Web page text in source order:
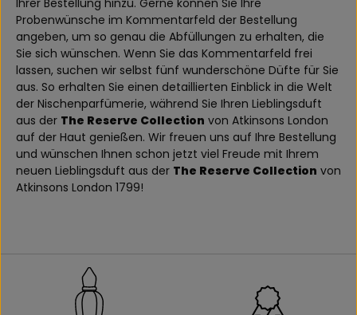
Ihrer Bestellung hinzu. Gerne können Sie Ihre
Probenwünsche im Kommentarfeld der Bestellung
angeben, um so genau die Abfüllungen zu erhalten, die
Sie sich wünschen. Wenn Sie das Kommentarfeld frei
lassen, suchen wir selbst fünf wunderschöne Düfte für Sie
aus. So erhalten Sie einen detaillierten Einblick in die Welt
der Nischenparfümerie, während Sie Ihren Lieblingsduft
aus der The Reserve Collection von Atkinsons London
auf der Haut genießen. Wir freuen uns auf Ihre Bestellung
und wünschen Ihnen schon jetzt viel Freude mit Ihrem
neuen Lieblingsduft aus der The Reserve Collection von
Atkinsons London 1799!